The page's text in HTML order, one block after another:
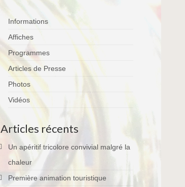
Informations
Affiches
Programmes
Articles de Presse
Photos
Vidéos
Articles récents
Un apéritif tricolore convivial malgré la
chaleur
Première animation touristique